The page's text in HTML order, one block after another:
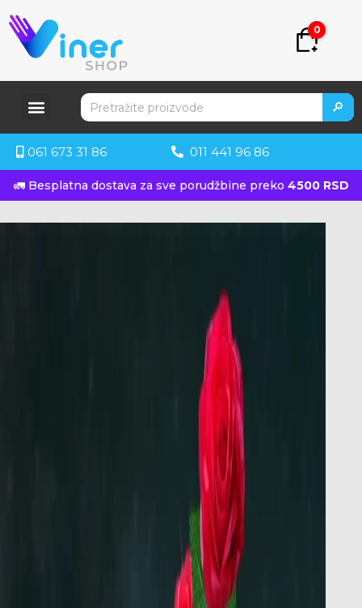
0
🔎
061 673 31 86 011 441 96 86
🚛 Besplatna dostava za sve porudžbine preko 4500 RSD